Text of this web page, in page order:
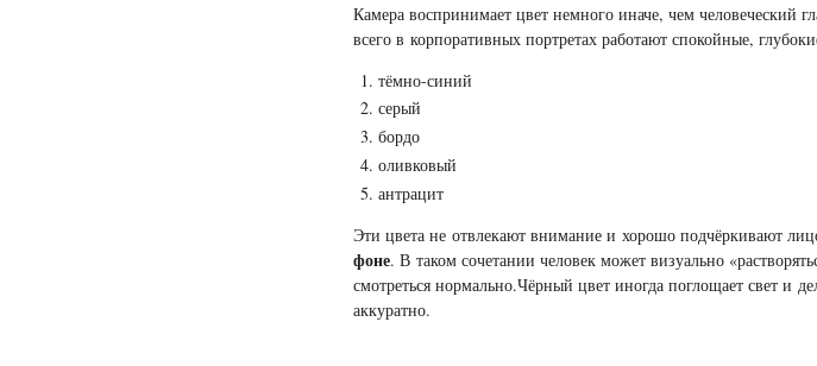
Камера воспринимает цвет немного иначе, чем человеческий
всего в корпоративных портретах работают спокойные,
тёмно-синий
серый
бордо
оливковый
антрацит
Эти цвета не отвлекают внимание и хорошо подчёркивают
фоне. В таком сочетании человек может визуально
смотреться нормально.Чёрный цвет иногда поглощает свет и
аккуратно.